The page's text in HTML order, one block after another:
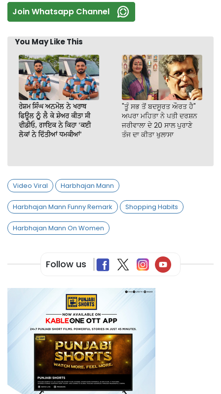
Join Whatsapp Channel
You May Like This
ਰੇਸ਼ਮ ਸਿੰਘ ਅਨਮੋਲ ਨੇ ਖਰਾਬ
ਫਿਊਲ ਨੂੰ ਲੈ ਕੇ ਸ਼ੇਅਰ ਕੀਤਾ ਸੀ
ਵੀਡੀਓ, ਗਾਇਕ ਨੇ ਕਿਹਾ ‘ਕਈ
ਲੋਕਾਂ ਨੇ ਦਿੱਤੀਆਂ ਧਮਕੀਆਂ’
"ਤੂੰ ਸਭ ਤੋਂ ਬਦਸੂਰਤ ਔਰਤ ਹੈ"
ਅਪਰਾ ਮਹਿਤਾ ਨੇ ਪਤੀ ਦਰਸ਼ਨ
ਜਰੀਵਾਲਾ ਦੇ 20 ਸਾਲ ਪੁਰਾਣੇ
ਤੰਜ ਦਾ ਕੀਤਾ ਖੁਲਾਸਾ
Video Viral Harbhajan Mann
Harbhajan Mann Funny Remark Shopping Habits
Harbhajan Mann On Women
Follow us